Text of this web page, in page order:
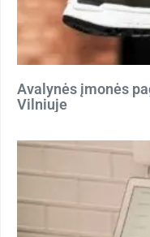
Avalynės įmonės
Vilniuje